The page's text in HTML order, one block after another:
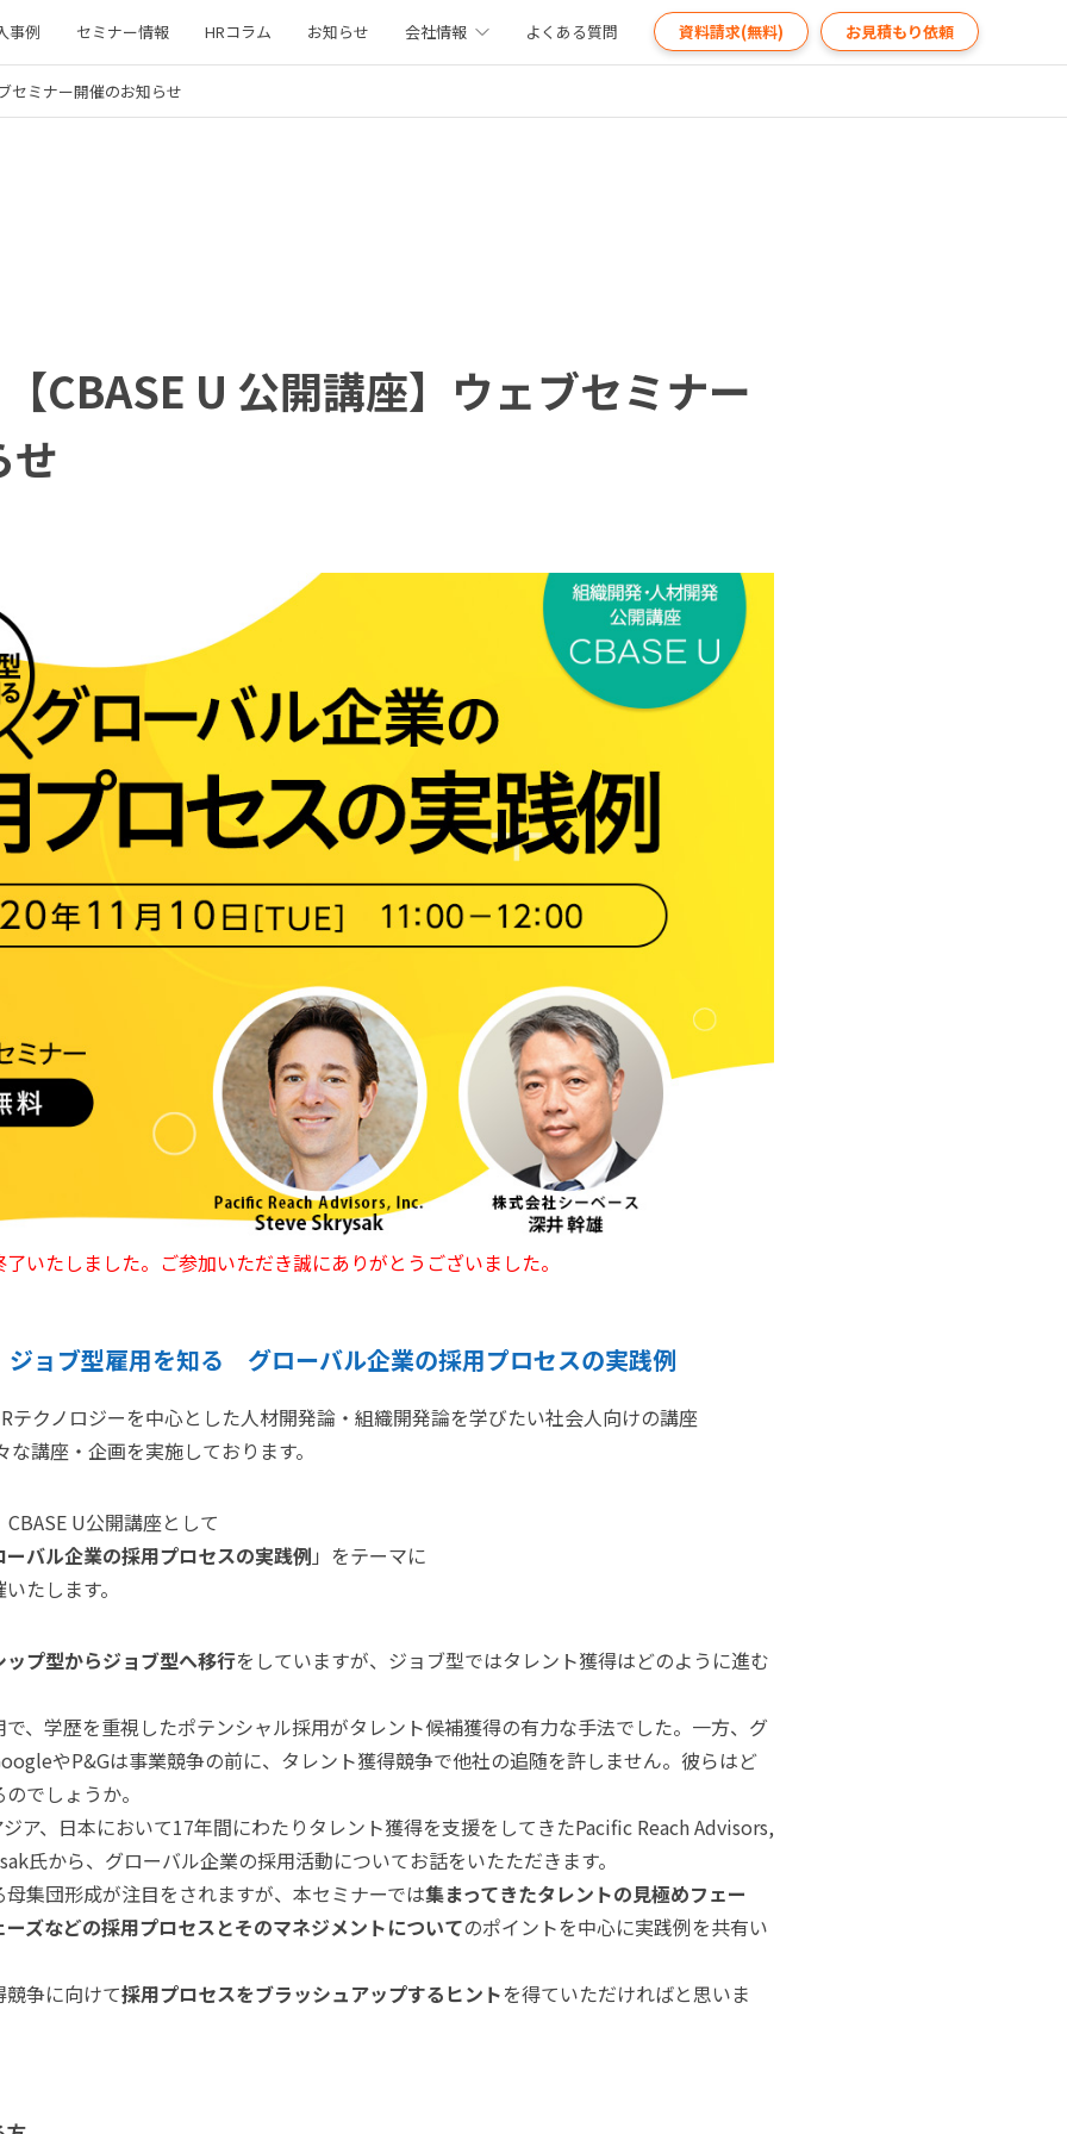
事例 セミナー情報 HRコラム お知らせ 会社情報 よくある質問 資料請求(無料) お見積もり依頼
セミナー開催のお知らせ
CBASE U 公開講座】ウェブセミナー
せ
いたしました。ご参加いただき誠にありがとうございました。
ジョブ型雇用を知る グローバル企業の採用プロセスの実践例
テクノロジーを中心とした人材開発論・組織開発論を学びたい社会人向けの講座
講座・企画を実施しております。
U公開講座として
バル企業の採用プロセスの実践例 」をテーマに
たします。
プ型からジョブ型へ移行をしていますが、ジョブ型ではタレント獲得はどのように進む
、学歴を重視したポテンシャル採用がタレント候補獲得の有力な手法でした。一方、グ
やP&Gは事業競争の前に、タレント獲得競争で他社の追随を許しません。彼らはど
でしょうか。
ア、日本において17年間にわたりタレント獲得を支援をしてきたPacific Reach Advisors,
氏から、グローバル企業の採用活動についてお話をいたただきます。
集団形成が注目をされますが、本セミナーでは集まってきたタレントの見極めフェー
ズなどの採用プロセスとそのマネジメントについてのポイントを中心に実践例を共有い
争に向けて採用プロセスをブラッシュアップするヒントを得ていただければと思いま